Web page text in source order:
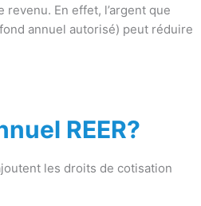
En effet, l’argent que
annuel autorisé) peut réduire
REER?
les droits de cotisation